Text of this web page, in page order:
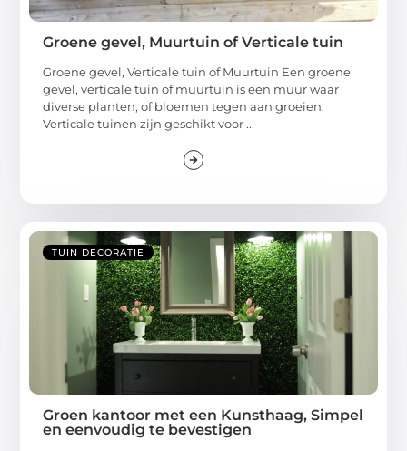
Groene gevel, Muurtuin of Verticale tuin
Groene gevel, Verticale tuin of Muurtuin Een groene
gevel, verticale tuin of muurtuin is een muur waar
diverse planten, of bloemen tegen aan groeien.
Verticale tuinen zijn geschikt voor ...
TUIN DECORATIE
Groen kantoor met een Kunsthaag, Simpel
en eenvoudig te bevestigen